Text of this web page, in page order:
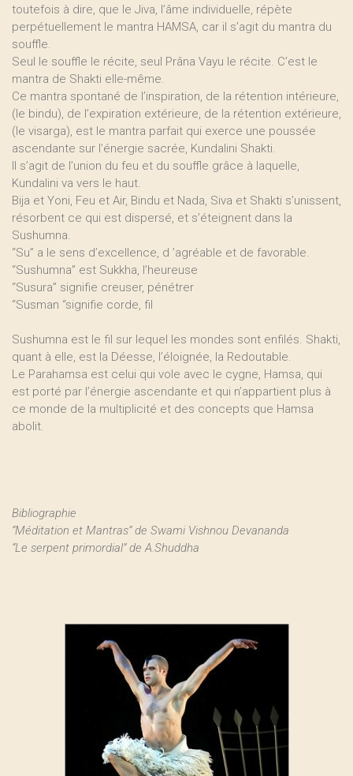
toutefois à dire, que le Jiva, l’âme individuelle, répète
perpétuellement le mantra HAMSA, car il s’agit du mantra du
souffle.
Seul le souffle le récite, seul Prâna Vayu le récite. C’est le
mantra de Shakti elle-même.
Ce mantra spontané de l’inspiration, de la rétention intérieure,
(le bindu), de l’expiration extérieure, de la rétention extérieure,
(le visarga), est le mantra parfait qui exerce une poussée
ascendante sur l’énergie sacrée, Kundalini Shakti.
Il s’agit de l’union du feu et du souffle grâce à laquelle,
Kundalini va vers le haut.
Bija et Yoni, Feu et Air, Bindu et Nada, Siva et Shakti s’unissent,
résorbent ce qui est dispersé, et s’éteignent dans la
Sushumna.
“Su” a le sens d’excellence, d ’agréable et de favorable.
“Sushumna” est Sukkha, l’heureuse
“Susura” signifie creuser, pénétrer
“Susman “signifie corde, fil
Sushumna est le fil sur lequel les mondes sont enfilés. Shakti,
quant à elle, est la Déesse, l’éloignée, la Redoutable.
Le Parahamsa est celui qui vole avec le cygne, Hamsa, qui
est porté par l’énergie ascendante et qui n’appartient plus à
ce monde de la multiplicité et des concepts que Hamsa
abolit.
Bibliographie
“Méditation et Mantras” de Swami Vishnou Devananda
“Le serpent primordial” de A.Shuddha